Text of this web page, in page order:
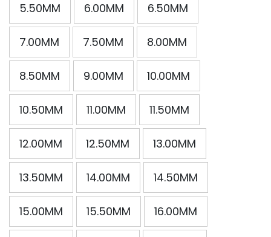
5.50MM 6.00MM 6.50MM
7.00MM 7.50MM 8.00MM
8.50MM 9.00MM 10.00MM
10.50MM 11.00MM 11.50MM
12.00MM 12.50MM 13.00MM
13.50MM 14.00MM 14.50MM
15.00MM 15.50MM 16.00MM